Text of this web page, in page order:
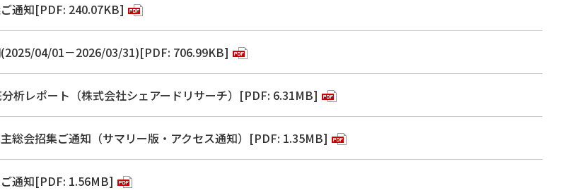
通知[PDF: 240.07KB]
04/01－2026/03/31)[PDF: 706.99KB]
析レポート（株式会社シェアードリサーチ）[PDF: 6.31MB]
総会招集ご通知（サマリー版・アクセス通知）[PDF: 1.35MB]
通知[PDF: 1.56MB]